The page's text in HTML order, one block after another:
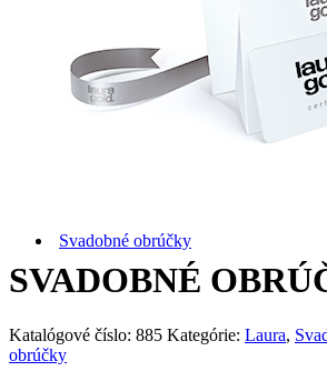
Twin Rings
Zásnubné prstne z kolekcie Twin Rings.
Svadobné obrúčky
SVADOBNÉ
Katalógové číslo: 885 Kategórie: Laura,
obrúčky